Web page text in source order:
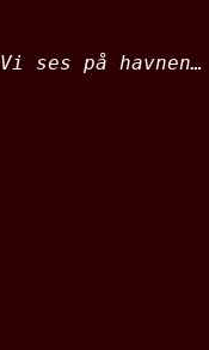
Vi ses på havnen…